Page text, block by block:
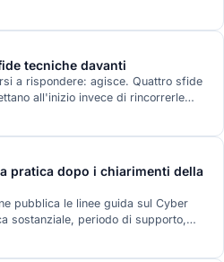
training rifatto: Terminal-Bench 2.1
tecniche davanti
a rispondere: agisce. Quattro sfide
all'inizio invece di rincorrerle
il modello al dato, la conformità
pratica dopo i chiarimenti della
pubblica le linee guida sul Cyber
sostanziale, periodo di supporto,
con 67 esempi pratici e attenzione